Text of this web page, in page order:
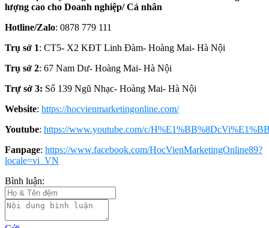
lượng cao cho Doanh nghiệp/ Cá nhân
Hotline/Zalo: 0878 779 111
Trụ sở 1: CT5- X2 KĐT Linh Đàm- Hoàng Mai- Hà Nội
Trụ sở 2: 67 Nam Dư- Hoàng Mai- Hà Nội
Trự sở 3: Số 139 Ngũ Nhạc- Hoàng Mai- Hà Nội
Website: https://hocvienmarketingonline.com/
Youtube: https://www.youtube.com/c/
Fanpage: https://www.facebook.com/HocVienMarketingOnline89?
locale=vi_VN
Bình luận: